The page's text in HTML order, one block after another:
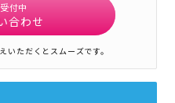
付中
合わせ
ただくとスムーズです。